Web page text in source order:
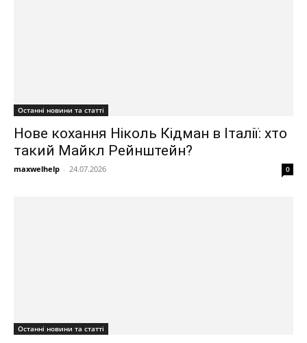
Останні новини та статті
Нове кохання Ніколь Кідман в Італії: хто
такий Майкл Рейнштейн?
maxwelhelp - 24.07.2026 0
Останні новини та статті